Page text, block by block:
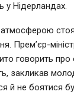
у Нідерландах.
Прем’єр-
говорить
закликав
й не боятися